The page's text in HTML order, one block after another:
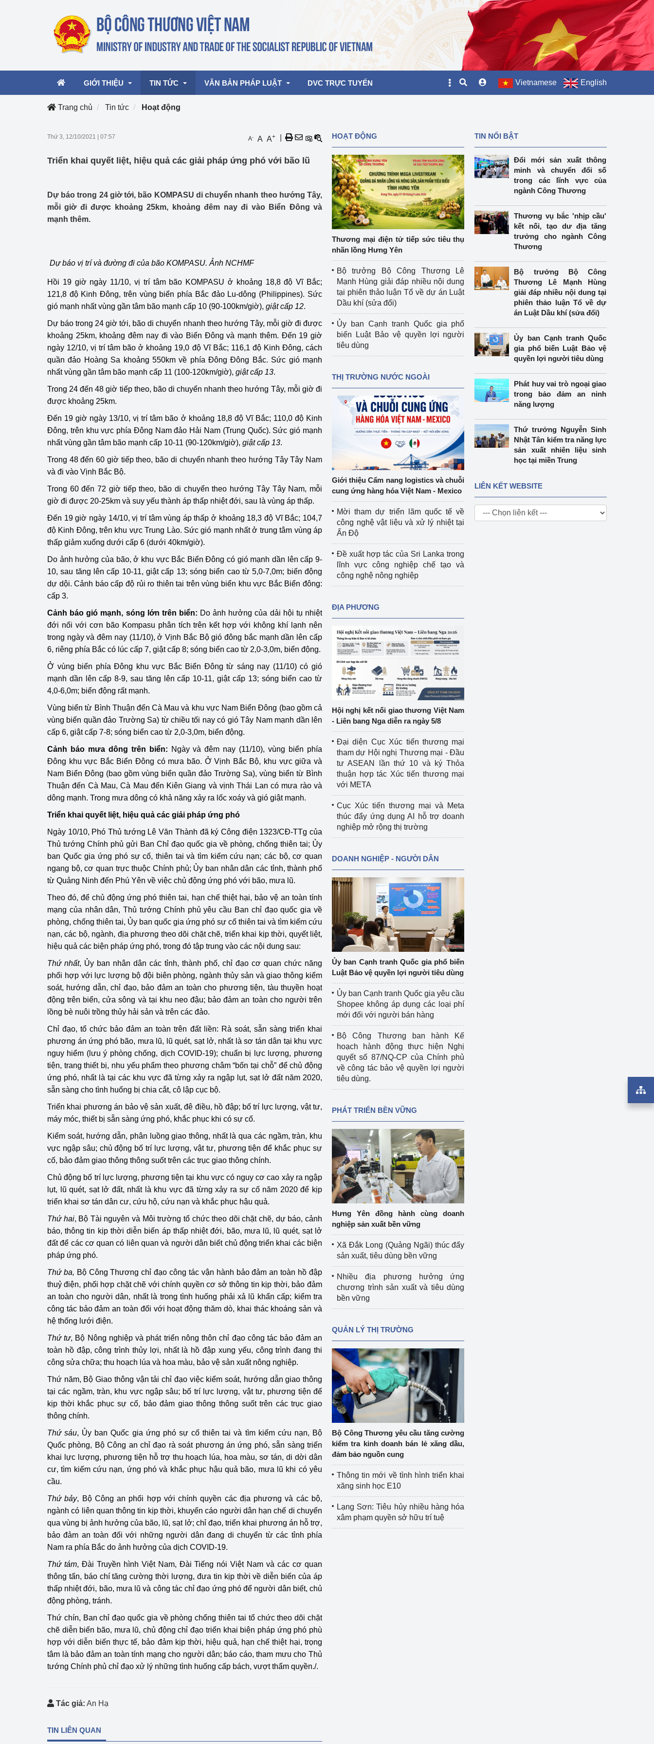
GIỚI THIỆU TIN TỨC
Hoạt động của Lãnh đạo Bộ
mại, Dịch vụ Việt Nam 2026
Hoạt động của Bộ trưởng
Điểm báo
Lịch sử phát triển
Bản tin Thị trường Nông Lâm Thủy sản
Phát triển nguồn nhân lực
Phát triển bền vững
Tổ chức kiểm định
Tổ chức kiểm định kỹ thuật an toàn lao
động thuộc thẩm quyền quản lý của
Bộ Công Thương
Tổ chức được cấp GCN đăng ký, hoạt
động kiểm định thiết bị, dụng cụ điện
làm việc ở môi trường không có nguy
hiểm khí, bụi nổ
Cơ sở sản xuất, sửa chữa chai chứa
LPG
nghiệp vụ kiểm định kỹ thuật an toàn
lao động
Văn hóa ngành Công Thương
Tái cơ cấu ngành Công Thương
Sử dụng năng lượng tiết kiệm và
hiệu quả
Hiệu quả năng lượng
Khoa học, công nghệ và đổi mới sáng
Thông báo
Bảo vệ môi trường Video bảo vệ môi trường
Văn bản về môi trường
Đọc báo giúp bạn
Bảo vệ nền tảng tư tưởng của Đảng
Doanh nghiệp - Người dân
Xúc tiến thương mại Khu vực miền Bắc
Khu vực miền Nam
Thị trường châu Á – châu Phi
Thị trường châu Âu – châu Mỹ
Thị trường trong nước
Ngành Công Thương đưa nghị quyết
Đại hội XIV của Đảng vào cuộc sống
Phát triển công nghiệpCông nghiệp nền tảng
Sản xuất công nghiệp
Phát triển năng lượng
VĂN BẢN PHÁP LUẬT DVC TRỰC TUYẾN Vietnamese English
Trang chủ Tin tức Hoạt động
Thứ 3, 12/10/2021 07:57 A- A A+
Triển khai quyết liệt, hiệu quả các giải pháp ứng phó với bão lũ
Dự báo trong 24 giờ tới, bão KOMPASU di chuyển nhanh theo hướng Tây,
mỗi giờ đi được khoảng 25km, khoảng đêm nay đi vào Biển Đông và
mạnh thêm.
Dự báo vị trí và đường đi của bão KOMPASU. Ảnh NCHMF
Hồi 19 giờ ngày 11/10, vị trí tâm bão KOMPASU ở khoảng 18,8 độ Vĩ Bắc;
121,8 độ Kinh Đông, trên vùng biển phía Bắc đảo Lu-dông (Philippines). Sức
gió mạnh nhất vùng gần tâm bão mạnh cấp 10 (90-100km/giờ), giật cấp 12.
Dự báo trong 24 giờ tới, bão di chuyển nhanh theo hướng Tây, mỗi giờ đi được
khoảng 25km, khoảng đêm nay đi vào Biển Đông và mạnh thêm. Đến 19 giờ
ngày 12/10, vị trí tâm bão ở khoảng 19,0 độ Vĩ Bắc; 116,1 độ Kinh Đông, cách
quần đảo Hoàng Sa khoảng 550km về phía Đông Đông Bắc. Sức gió mạnh
nhất vùng gần tâm bão mạnh cấp 11 (100-120km/giờ), giật cấp 13.
Trong 24 đến 48 giờ tiếp theo, bão di chuyển nhanh theo hướng Tây, mỗi giờ đi
được khoảng 25km.
Đến 19 giờ ngày 13/10, vị trí tâm bão ở khoảng 18,8 độ Vĩ Bắc; 110,0 độ Kinh
Đông, trên khu vực phía Đông Nam đảo Hải Nam (Trung Quốc). Sức gió mạnh
nhất vùng gần tâm bão mạnh cấp 10-11 (90-120km/giờ), giật cấp 13.
Trong 48 đến 60 giờ tiếp theo, bão di chuyển nhanh theo hướng Tây Tây Nam
và đi vào Vịnh Bắc Bộ.
Trong 60 đến 72 giờ tiếp theo, bão di chuyển theo hướng Tây Tây Nam, mỗi
giờ đi được 20-25km và suy yếu thành áp thấp nhiệt đới, sau là vùng áp thấp.
Đến 19 giờ ngày 14/10, vị trí tâm vùng áp thấp ở khoảng 18,3 độ Vĩ Bắc; 104,7
độ Kinh Đông, trên khu vực Trung Lào. Sức gió mạnh nhất ở trung tâm vùng áp
thấp giảm xuống dưới cấp 6 (dưới 40km/giờ).
Do ảnh hưởng của bão, ở khu vực Bắc Biển Đông có gió mạnh dần lên cấp 9-
10, sau tăng lên cấp 10-11, giật cấp 13; sóng biển cao từ 5,0-7,0m; biển động
dự dội. Cảnh báo cấp độ rủi ro thiên tai trên vùng biển khu vực Bắc Biển đông:
cấp 3.
Cảnh báo gió mạnh, sóng lớn trên biển: Do ảnh hưởng của dải hội tụ nhiệt
đới nối với cơn bão Kompasu phân tích trên kết hợp với không khí lạnh nên
trong ngày và đêm nay (11/10), ở Vịnh Bắc Bộ gió đông bắc mạnh dần lên cấp
6, riêng phía Bắc có lúc cấp 7, giật cấp 8; sóng biển cao từ 2,0-3,0m, biển động.
Ở vùng biển phía Đông khu vực Bắc Biển Đông từ sáng nay (11/10) có gió
mạnh dần lên cấp 8-9, sau tăng lên cấp 10-11, giật cấp 13; sóng biển cao từ
4,0-6,0m; biển động rất mạnh.
Vùng biển từ Bình Thuận đến Cà Mau và khu vực Nam Biển Đông (bao gồm cả
vùng biển quần đảo Trường Sa) từ chiều tối nay có gió Tây Nam mạnh dần lên
cấp 6, giật cấp 7-8; sóng biển cao từ 2,0-3,0m, biển động.
Cảnh báo mưa dông trên biển: Ngày và đêm nay (11/10), vùng biển phía
Đông khu vực Bắc Biển Đông có mưa bão. Ở Vịnh Bắc Bộ, khu vực giữa và
Nam Biển Đông (bao gồm vùng biển quần đảo Trường Sa), vùng biển từ Bình
Thuận đến Cà Mau, Cà Mau đến Kiên Giang và vịnh Thái Lan có mưa rào và
dông mạnh. Trong mưa dông có khả năng xảy ra lốc xoáy và gió giật mạnh.
Triển khai quyết liệt, hiệu quả các giải pháp ứng phó
Ngày 10/10, Phó Thủ tướng Lê Văn Thành đã ký Công điện 1323/CĐ-TTg của
Thủ tướng Chính phủ gửi Ban Chỉ đạo quốc gia về phòng, chống thiên tai; Ủy
ban Quốc gia ứng phó sự cố, thiên tai và tìm kiếm cứu nạn; các bộ, cơ quan
ngang bộ, cơ quan trực thuộc Chính phủ; Ủy ban nhân dân các tỉnh, thành phố
từ Quảng Ninh đến Phú Yên về việc chủ động ứng phó với bão, mưa lũ.
Theo đó, để chủ động ứng phó thiên tai, hạn chế thiệt hại, bảo vệ an toàn tính
mạng của nhân dân, Thủ tướng Chính phủ yêu cầu Ban chỉ đạo quốc gia về
phòng, chống thiên tai, Ủy ban quốc gia ứng phó sự cố thiên tai và tìm kiếm cứu
nạn, các bộ, ngành, địa phương theo dõi chặt chẽ, triển khai kịp thời, quyết liệt,
hiệu quả các biện pháp ứng phó, trong đó tập trung vào các nội dung sau:
Thứ nhất, Ủy ban nhân dân các tỉnh, thành phố, chỉ đạo cơ quan chức năng
phối hợp với lực lượng bộ đội biên phòng, ngành thủy sản và giao thông kiểm
soát, hướng dẫn, chỉ đạo, bảo đảm an toàn cho phương tiện, tàu thuyền hoạt
động trên biển, cửa sông và tại khu neo đậu; bảo đảm an toàn cho người trên
lồng bè nuôi trồng thủy hải sản và trên các đảo.
Chỉ đạo, tổ chức bảo đảm an toàn trên đất liền: Rà soát, sẵn sàng triển khai
phương án ứng phó bão, mưa lũ, lũ quét, sạt lở, nhất là sơ tán dân tại khu vực
nguy hiểm (lưu ý phòng chống, dịch COVID-19); chuẩn bị lực lượng, phương
tiện, trang thiết bị, nhu yếu phẩm theo phương châm “bốn tại chỗ” để chủ động
ứng phó, nhất là tại các khu vực đã từng xảy ra ngập lụt, sạt lở đất năm 2020,
sẵn sàng cho tình huống bị chia cắt, cô lập cục bộ.
Triển khai phương án bảo vệ sản xuất, đê điều, hồ đập; bố trí lực lượng, vật tư,
máy móc, thiết bị sẵn sàng ứng phó, khắc phục khi có sự cố.
Kiểm soát, hướng dẫn, phân luồng giao thông, nhất là qua các ngầm, tràn, khu
vực ngập sâu; chủ động bố trí lực lượng, vật tư, phương tiện để khắc phục sự
cố, bảo đảm giao thông thông suốt trên các trục giao thông chính.
Chủ động bố trí lực lượng, phương tiện tại khu vực có nguy cơ cao xảy ra ngập
lụt, lũ quét, sạt lở đất, nhất là khu vực đã từng xảy ra sự cố năm 2020 để kịp
triển khai sơ tán dân cư, cứu hộ, cứu nạn và khắc phục hậu quả.
Thứ hai, Bộ Tài nguyên và Môi trường tổ chức theo dõi chặt chẽ, dự báo, cảnh
báo, thông tin kịp thời diễn biến áp thấp nhiệt đới, bão, mưa lũ, lũ quét, sạt lở
đất để các cơ quan có liên quan và người dân biết chủ động triển khai các biện
pháp ứng phó.
Thứ ba, Bộ Công Thương chỉ đạo công tác vận hành bảo đảm an toàn hồ đập
thuỷ điện, phối hợp chặt chẽ với chính quyền cơ sở thông tin kịp thời, bảo đảm
an toàn cho người dân, nhất là trong tình huống phải xả lũ khẩn cấp; kiểm tra
công tác bảo đảm an toàn đối với hoạt động thăm dò, khai thác khoáng sản và
hệ thống lưới điện.
Thứ tư, Bộ Nông nghiệp và phát triển nông thôn chỉ đạo công tác bảo đảm an
toàn hồ đập, công trình thủy lợi, nhất là hồ đập xung yếu, công trình đang thi
công sửa chữa; thu hoạch lúa và hoa màu, bảo vệ sản xuất nông nghiệp.
Thứ năm, Bộ Giao thông vận tải chỉ đạo việc kiểm soát, hướng dẫn giao thông
tại các ngầm, tràn, khu vực ngập sâu; bố trí lực lượng, vật tư, phương tiện để
kịp thời khắc phục sự cố, bảo đảm giao thông thông suốt trên các trục giao
thông chính.
Thứ sáu, Ủy ban Quốc gia ứng phó sự cố thiên tai và tìm kiếm cứu nạn, Bộ
Quốc phòng, Bộ Công an chỉ đạo rà soát phương án ứng phó, sẵn sàng triển
khai lực lượng, phương tiện hỗ trợ thu hoạch lúa, hoa màu, sơ tán, di dời dân
cư, tìm kiếm cứu nạn, ứng phó và khắc phục hậu quả bão, mưa lũ khi có yêu
cầu.
Thứ bảy, Bộ Công an phối hợp với chính quyền các địa phương và các bộ,
ngành có liên quan thông tin kịp thời, khuyến cáo người dân hạn chế di chuyển
qua vùng bị ảnh hưởng của bão, lũ, sạt lở; chỉ đạo, triển khai phương án hỗ trợ,
bảo đảm an toàn đối với những người dân đang di chuyển từ các tỉnh phía
Nam ra phía Bắc do ảnh hưởng của dịch COVID-19.
Thứ tám, Đài Truyền hình Việt Nam, Đài Tiếng nói Việt Nam và các cơ quan
thông tấn, báo chí tăng cường thời lượng, đưa tin kịp thời về diễn biến của áp
thấp nhiệt đới, bão, mưa lũ và công tác chỉ đạo ứng phó để người dân biết, chủ
động phòng, tránh.
Thứ chín, Ban chỉ đạo quốc gia về phòng chống thiên tai tổ chức theo dõi chặt
chẽ diễn biến bão, mưa lũ, chủ động chỉ đạo triển khai biện pháp ứng phó phù
hợp với diễn biến thực tế, bảo đảm kịp thời, hiệu quả, hạn chế thiệt hại, trọng
tâm là bảo đảm an toàn tính mạng cho người dân; báo cáo, tham mưu cho Thủ
tướng Chính phủ chỉ đạo xử lý những tình huống cấp bách, vượt thẩm quyền./.
Tác giả: An Hạ
TIN LIÊN QUAN
HOẠT ĐỘNG
Thương mại điện tử tiếp sức tiêu thụ
nhãn lồng Hưng Yên
Bộ trưởng Bộ Công Thương Lê
Mạnh Hùng giải đáp nhiều nội dung
tại phiên thảo luận Tổ về dự án Luật
Dầu khí (sửa đổi)
Ủy ban Cạnh tranh Quốc gia phổ
biến Luật Bảo vệ quyền lợi người
tiêu dùng
THỊ TRƯỜNG NƯỚC NGOÀI
Giới thiệu Cẩm nang logistics và chuỗi
cung ứng hàng hóa Việt Nam - Mexico
Mời tham dự triển lãm quốc tế về
công nghệ vật liệu và xử lý nhiệt tại
Ấn Độ
Đề xuất hợp tác của Sri Lanka trong
lĩnh vực công nghiệp chế tạo và
công nghệ nông nghiệp
ĐỊA PHƯƠNG
Hội nghị kết nối giao thương Việt Nam
- Liên bang Nga diễn ra ngày 5/8
Đại diện Cục Xúc tiến thương mại
tham dự Hội nghị Thương mại - Đầu
tư ASEAN lần thứ 10 và ký Thỏa
thuận hợp tác Xúc tiến thương mại
với META
Cục Xúc tiến thương mại và Meta
thúc đẩy ứng dụng AI hỗ trợ doanh
nghiệp mở rộng thị trường
DOANH NGHIỆP - NGƯỜI DÂN
Ủy ban Cạnh tranh Quốc gia phổ biến
Luật Bảo vệ quyền lợi người tiêu dùng
Ủy ban Cạnh tranh Quốc gia yêu cầu
Shopee không áp dụng các loại phí
mới đối với người bán hàng
Bộ Công Thương ban hành Kế
hoạch hành động thực hiện Nghị
quyết số 87/NQ-CP của Chính phủ
về công tác bảo vệ quyền lợi người
tiêu dùng.
PHÁT TRIỂN BỀN VỮNG
Hưng Yên đồng hành cùng doanh
nghiệp sản xuất bền vững
Xã Đắk Long (Quảng Ngãi) thúc đẩy
sản xuất, tiêu dùng bền vững
Nhiều địa phương hưởng ứng
chương trình sản xuất và tiêu dùng
bền vững
QUẢN LÝ THỊ TRƯỜNG
Bộ Công Thương yêu cầu tăng cường
kiểm tra kinh doanh bán lẻ xăng dầu,
đảm bảo nguồn cung
Thông tin mới về tình hình triển khai
xăng sinh học E10
Lạng Sơn: Tiêu hủy nhiều hàng hóa
xâm phạm quyền sở hữu trí tuệ
TIN NỔI BẬT
Đổi mới sản xuất thông
minh và chuyển đổi số
trong các lĩnh vực của
ngành Công Thương
Thương vụ bắc 'nhịp cầu'
kết nối, tạo dư địa tăng
trưởng cho ngành Công
Thương
Bộ trưởng Bộ Công
Thương Lê Mạnh Hùng
giải đáp nhiều nội dung tại
phiên thảo luận Tổ về dự
án Luật Dầu khí (sửa đổi)
Ủy ban Cạnh tranh Quốc
gia phổ biến Luật Bảo vệ
quyền lợi người tiêu dùng
Phát huy vai trò ngoại giao
trong bảo đảm an ninh
năng lượng
Thứ trưởng Nguyễn Sinh
Nhật Tân kiểm tra năng lực
sản xuất nhiên liệu sinh
học tại miền Trung
LIÊN KẾT WEBSITE